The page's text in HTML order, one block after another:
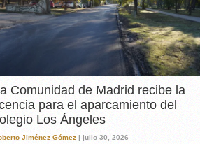
Comunidad de Madrid recibe la
para el aparcamiento del
Los Ángeles
Jiménez Gómez | julio 30, 2026